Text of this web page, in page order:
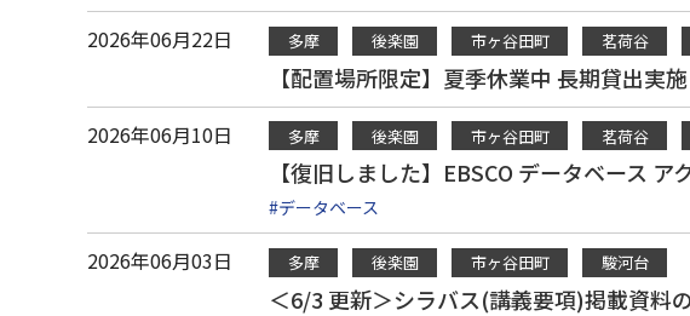
2026年06月22日 多摩 後楽園 市ヶ谷田町 茗荷谷
【配置場所限定】夏季休業中 長期貸出実
2026年06月10日 多摩 後楽園 市ヶ谷田町 茗荷谷
【復旧しました】EBSCO データベース
#データベース
2026年06月03日 多摩 後楽園 市ヶ谷田町 駿河台
＜6/3 更新＞シラバス(講義要項)掲載資料